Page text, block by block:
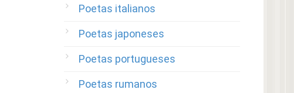
Poetas italianos
Poetas japoneses
Poetas portugueses
Poetas rumanos